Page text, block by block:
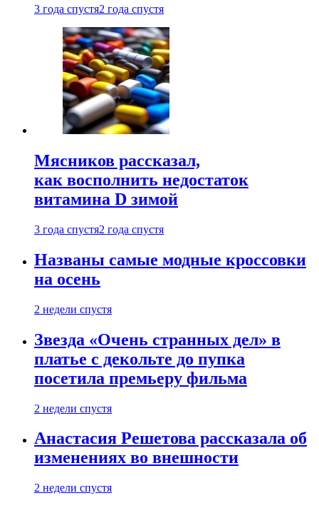
3 года спустя2 года спустя
Мясников рассказал,
как восполнить недостаток
витамина D зимой
3 года спустя2 года спустя
Названы самые модные кроссовки
на осень
2 недели спустя
Звезда «Очень странных дел» в
платье с декольте до пупка
посетила премьеру фильма
2 недели спустя
Анастасия Решетова рассказала об
изменениях во внешности
2 недели спустя